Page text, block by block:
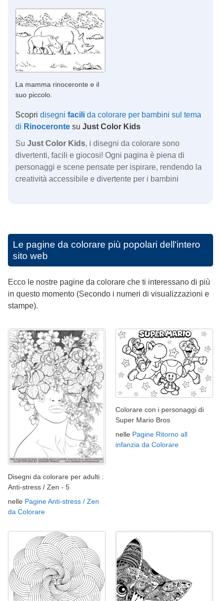
La mamma rinoceronte e il
suo piccolo.
Scopri disegni facili da colorare per bambini sul tema
di Rinoceronte su Just Color Kids
Su Just Color Kids, i disegni da colorare sono
divertenti, facili e giocosi! Ogni pagina è piena di
personaggi e scene pensate per ispirare, rendendo la
creatività accessibile e divertente per i bambini
Le pagine da colorare più popolari dell'intero
sito web
Ecco le nostre pagine da colorare che ti interessano di più
in questo momento (Secondo i numeri di visualizzazioni e
stampe).
Disegni da colorare per adulti :
Anti-stress / Zen - 5
nelle Pagine Anti-stress / Zen
da Colorare
Colorare con i personaggi di
Super Mario Bros
nelle Pagine Ritorno all
infanzia da Colorare